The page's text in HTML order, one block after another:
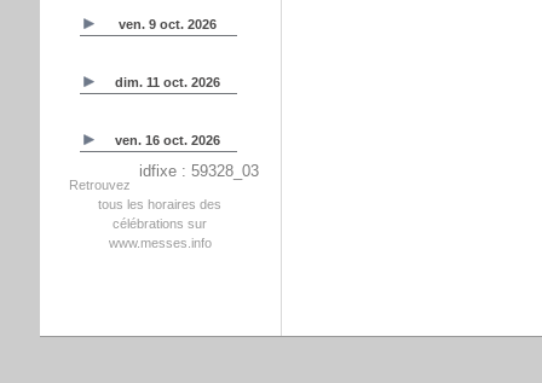
ven. 9 oct. 2026
dim. 11 oct. 2026
ven. 16 oct. 2026
idfixe : 59328_03
Retrouvez
tous les horaires des
célébrations sur
www.messes.info